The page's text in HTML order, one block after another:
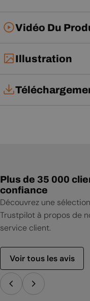
Vidéo Du
Illustration
Plus de 35 000
confiance
Découvrez une
Trustpilot à propos de
service client.
Voir tous les avis